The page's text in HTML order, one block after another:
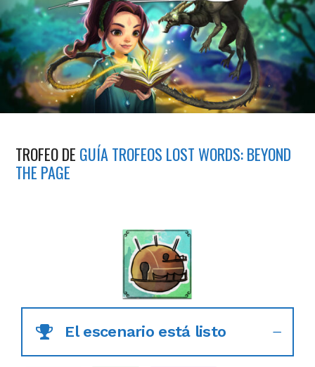
TROFEO DE GUÍA TROFEOS LOST WORDS: BEYOND
THE PAGE
El escenario está listo